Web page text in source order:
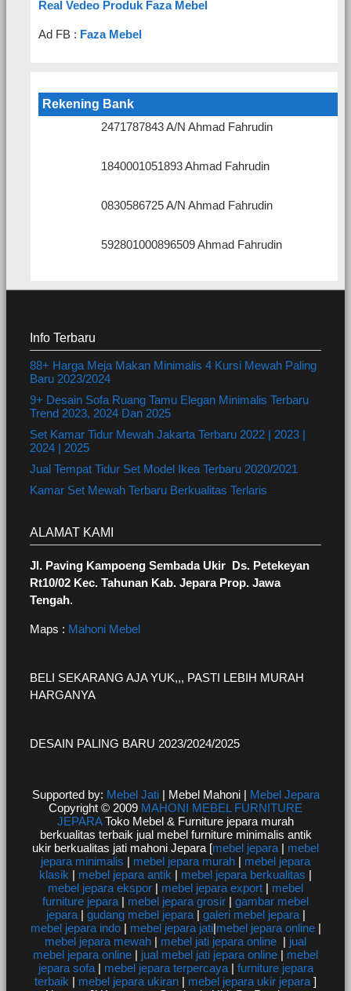
Real Vedeo Produk Faza Mebel
Ad FB : Faza Mebel
Rekening Bank
2471787843 A/N Ahmad Fahrudin
1840001051893 Ahmad Fahrudin
0830586725 A/N Ahmad Fahrudin
592801000896509 Ahmad Fahrudin
Info Terbaru
88+ Harga Meja Makan Minimalis 4 Kursi Mewah Paling
Baru 2023/2024
9+ Desain Sofa Ruang Tamu Elegan Minimalis Terbaru
Trend 2023, 2024 Dan 2025
Set Kamar Tidur Mewah Jakarta Terbaru 2022 | 2023 |
2024 | 2025
Jual Tempat Tidur Set Model Ikea Terbaru 2020/2021
Kamar Set Mewah Terbaru Berkualitas Terlaris
ALAMAT KAMI
Jl. Paving Kampoeng Sembada Ukir Ds. Petekeyan
Rt10/02 Kec. Tahunan Kab. Jepara Prop. Jawa
Tengah.
Maps : Mahoni Mebel
BELI SEKARANG AJA YUK,,, PASTI LEBIH MURAH
HARGANYA
DESAIN PALING BARU 2023/2024/2025
Supported by: Mebel Jati| Mebel Mahoni | Mebel Jepara
Copyright © 2009 MAHONI MEBEL FURNITURE
JEPARAToko Mebel & Furniture jepara murah
berkualitas terbaik jual mebel furniture minimalis antik
ukir berkualitas jati mahoni Jepara [mebel jepara| mebel
jepara minimalis | mebel jepara murah | mebel jepara
klasik | mebel jepara antik | mebel jepara berkualitas |
mebel jepara ekspor | mebel jepara export | mebel
furniture jepara| mebel jepara grosir | gambar mebel
jepara| gudang mebel jepara| galeri mebel jepara|
mebel jepara indo| mebel jepara jati|mebel jepara online|
mebel jepara mewah | mebel jati jepara online | jual
mebel jepara online | jual mebel jati jepara online | mebel
jepara sofa| mebel jepara terpercaya| furniture jepara
terbaik | mebel jepara ukiran | mebel jepara ukir jepara]